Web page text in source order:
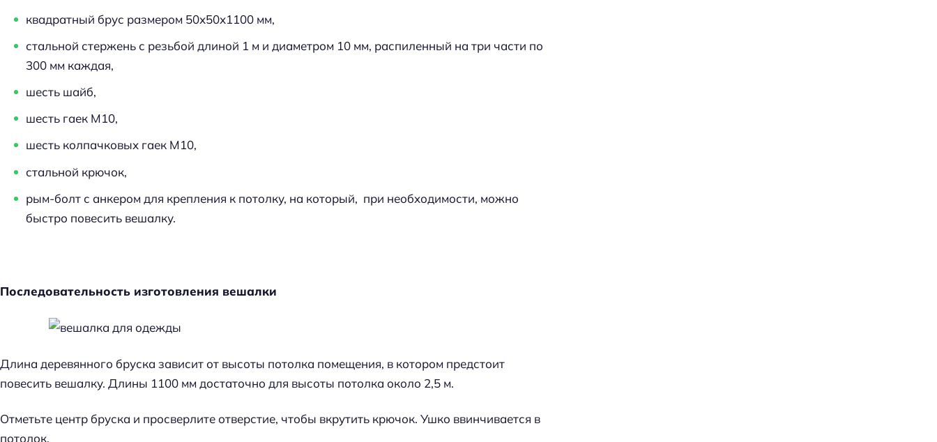
квадратный брус размером 50х50х1100 мм,
стальной стержень с резьбой длиной 1 м и диаметром 10 мм, распиленный на три части по
300 мм каждая,
шесть шайб,
шесть гаек М10,
шесть колпачковых гаек М10,
стальной крючок,
рым-болт с анкером для крепления к потолку, на который, при необходимости, можно
быстро повесить вешалку.
Последовательность изготовления вешалки
Длина деревянного бруска зависит от высоты потолка помещения, в котором предстоит
повесить вешалку. Длины 1100 мм достаточно для высоты потолка около 2,5 м.
Отметьте центр бруска и просверлите отверстие, чтобы вкрутить крючок. Ушко ввинчивается в
потолок.